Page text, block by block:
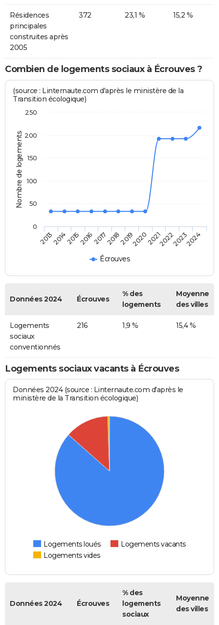
Résidences
principales
construites après
2005
372 23,1 % 15,2 %
Combien de logements sociaux à Écrouves ?
Nombre de logements
(source : Linternaute.com d'après le ministère de la
Transition écologique)
Écrouves
201320142015201620172018201920202021202220232024
0
50
100
150
200
250
Données 2024 Écrouves
% des
logements
Moyenne
des villes
Logements
sociaux
conventionnés
216 1,9 % 15,4 %
Logements sociaux vacants à Écrouves
Données 2024 (source : Linternaute.com d'après le
ministère de la Transition écologique)
Logements loués
Logements vacants
Logements vides
Données 2024 Écrouves
% des
logements
sociaux
Moyenne
des villes